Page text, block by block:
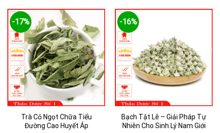
-17%
Trà Cỏ Ngọt Chữa Tiểu
Đường Cao Huyết Áp
-16%
Bạch Tật Lê – Giải Pháp Tự
Nhiên Cho Sinh Lý Nam Giới